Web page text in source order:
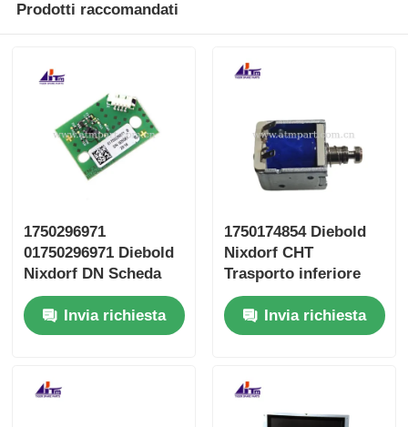
Prodotti raccomandati
1750296971
01750296971 Diebold
Nixdorf DN Scheda
Encoder RM4 ENCB3
Invia richiesta
1750174854 Diebold
Nixdorf CHT
Trasporto inferiore
RM4V Solenoide
01750174854
Invia richiesta